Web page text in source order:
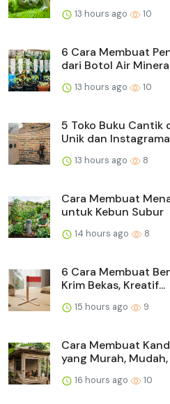
13 hours ago 10
6 Cara Membuat
dari Botol Air
13 hours ago 10
5 Toko Buku Cantik
Unik dan
13 hours ago 8
Cara Membuat
untuk Kebun Subur
14 hours ago 8
6 Cara Membuat
Krim Bekas, Kreatif...
15 hours ago 9
Cara Membuat
yang Murah, Mudah,
16 hours ago 10